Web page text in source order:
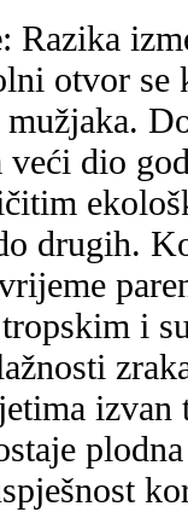
: Razika
otvor se
veći dio
drugih.
i